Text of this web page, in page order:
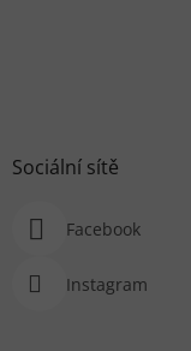
Sociální sítě
Facebook
Instagram